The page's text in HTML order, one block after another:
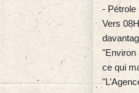
- Pétrole
Vers
"Environ
ce qui